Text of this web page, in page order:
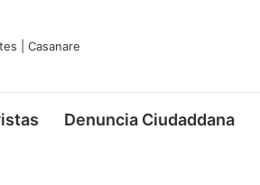
Denuncia Ciudaddana